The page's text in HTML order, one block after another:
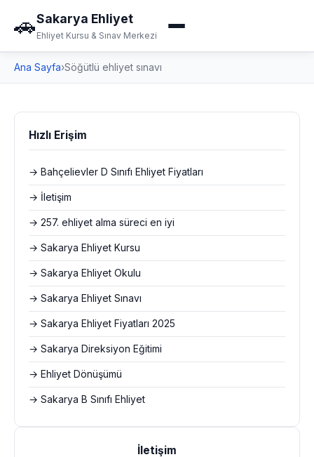
🚗Sakarya Ehliyet
Ehliyet Kursu & Sınav Merkezi
Ana Sayfa›Söğütlü ehliyet sınavı
Hızlı Erişim
→ Bahçelievler D Sınıfı Ehliyet Fiyatları
→ İletişim
→ 257. ehliyet alma süreci en iyi
→ Sakarya Ehliyet Kursu
→ Sakarya Ehliyet Okulu
→ Sakarya Ehliyet Sınavı
→ Sakarya Ehliyet Fiyatları 2025
→ Sakarya Direksiyon Eğitimi
→ Ehliyet Dönüşümü
→ Sakarya B Sınıfı Ehliyet
İletişim